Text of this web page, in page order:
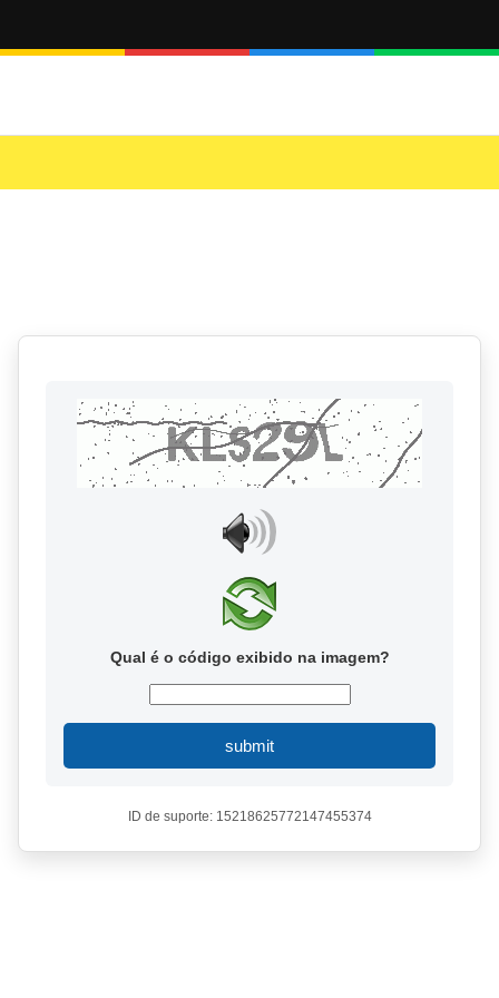
Qual é o código exibido na imagem?
submit
ID de suporte: 15218625772147455374